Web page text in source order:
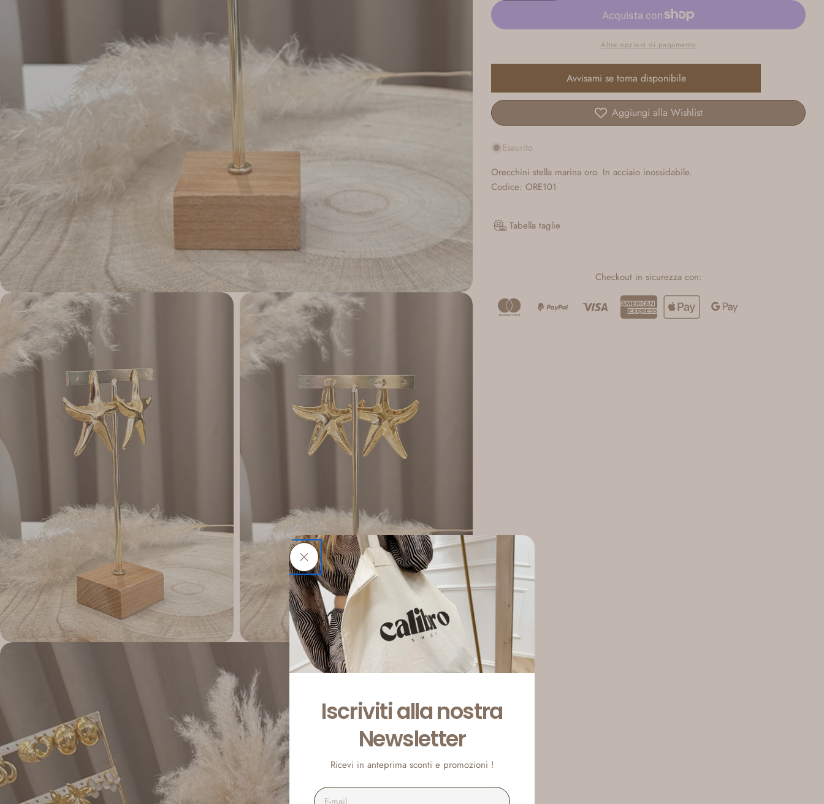
supporto 1 in modalità modale Apri supporto 2 in modalità modale
Altre opzioni di pagamento
Avvisami se torna disponibile
Aggiungi alla Wishlist
Esaurito
Orecchini stella marina oro. In acciaio inossidabile.
Codice: ORE101
Tabella taglie
Checkout in sicurezza con:
Iscriviti alla nostra
Newsletter
Ricevi in anteprima sconti e promozioni !
E-